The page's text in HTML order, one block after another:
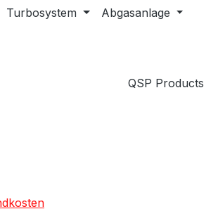
Turbosystem Abgasanlage
QSP Products